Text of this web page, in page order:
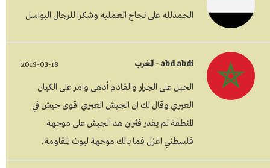
الحمدلله على نجاح العمليه وشكرا للرجال البواسل
abd abdi - المغرب 2019-03-18
الحبل على الجرار والقادم أدهى وامر على الكيان
العبري وقال لك ان الجيش العبري اقوى جيش في
المنطقة لم يقدر فئران هد الجيش على موجهة
فلسطني اعزل فما بالك موجهة ليوث المقاومة.